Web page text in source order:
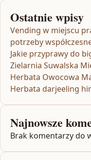
Ostatnie wpisy
Vending w miejscu
potrzeby
Jakie przyprawy do
Zielarnia Suwalska
Herbata Owocowa
Herbata darjeeling
Najnowsze
Brak komentarzy do